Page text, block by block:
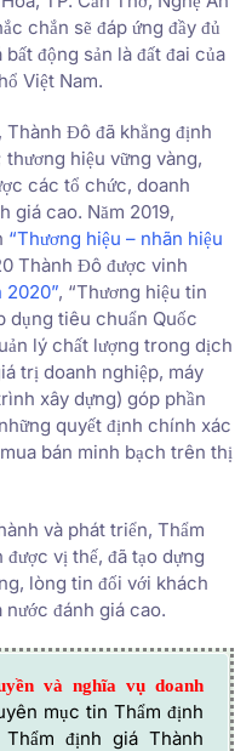
chắn sẽ đáp ứng đầy đủ
động sản là đất đai của
Việt Nam.
Đô đã khẳng định
hiệu vững vàng,
các tổ chức, doanh
giá cao. Năm 2019,
“Thương hiệu – nhãn hiệu
Thành Đô được vinh
2020”, “Thương hiệu tin
dụng tiêu chuẩn Quốc
lý chất lượng trong dịch
trị doanh nghiệp, máy
xây dựng) góp phần
quyết định chính xác
bán minh bạch trên thị
và phát triển, Thẩm
vị thế, đã tạo dựng
lòng tin đối với khách
đánh giá cao.
và nghĩa vụ doanh
mục tin Thẩm định
định giá Thành